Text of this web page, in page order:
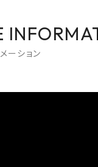
ーション